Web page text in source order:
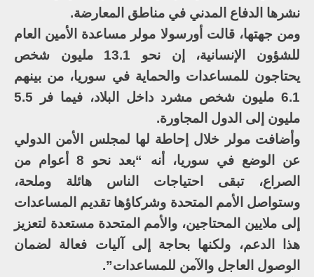
نشرها الدفاع المدني في مناطق المعارضة.
ومن جهتها، قالت أورسولا مولر مساعدة الأمين العام
للشؤون الإنسانية، إن نحو 13.1 مليون شخص
يحتاجون للمساعدات والحماية في سوريا، من بينهم
6.1 مليون شخص مشرد داخل البلاد، فيما فر 5.5
مليون إلى الدول المجاورة.
وأضافت مولر خلال إحاطة لها لمجلس الأمن الدولي
عن الوضع في سوريا، أنه “بعد نحو 8 أعوام من
الصراع، تبقى احتياجات الناس هائلة وملحة،
وستواصل الأمم المتحدة وشركاؤها تقديم المساعدات
إلى ملايين المحتاجين، والأمم المتحدة مستعدة لتعزيز
هذا الدعم، ولكنها بحاجة إلى آليات فعالة لضمان
الوصول العاجل والآمن للمساعدات”.